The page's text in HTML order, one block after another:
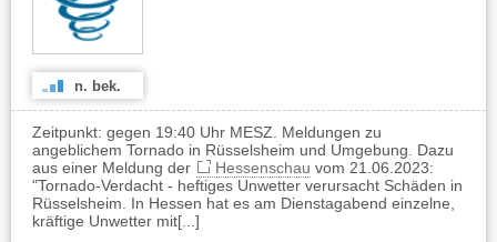
n. bek.
Zeitpunkt: gegen 19:40 Uhr MESZ. Meldungen zu
angeblichem Tornado in Rüsselsheim und Umgebung. Dazu
aus einer Meldung der
Hessenschau vom 21.06.2023:
"Tornado-Verdacht - heftiges Unwetter verursacht Schäden in
Rüsselsheim. In Hessen hat es am Dienstagabend einzelne,
kräftige Unwetter mit[...]